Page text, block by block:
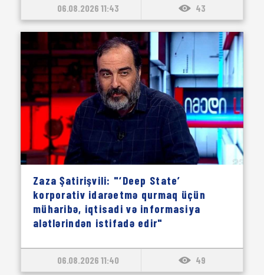
06.08.2026 11:43 43
Zaza Şatirişvili: "‘Deep State’
korporativ idarəetmə qurmaq üçün
müharibə, iqtisadi və informasiya
alətlərindən istifadə edir"
06.08.2026 11:40 49